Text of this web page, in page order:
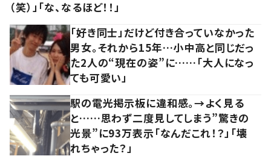
（笑）」「な、なるほど！！」
「好き同士」だけど付き合っていなかった
男女。それから15年…小中高と同じだっ
た2人の“現在の姿”に……「大人になっ
ても可愛い」
駅の電光掲示板に違和感。→よく見る
と……思わず二度見してしまう”驚きの
光景”に93万表示「なんだこれ！？」「壊
れちゃった？」